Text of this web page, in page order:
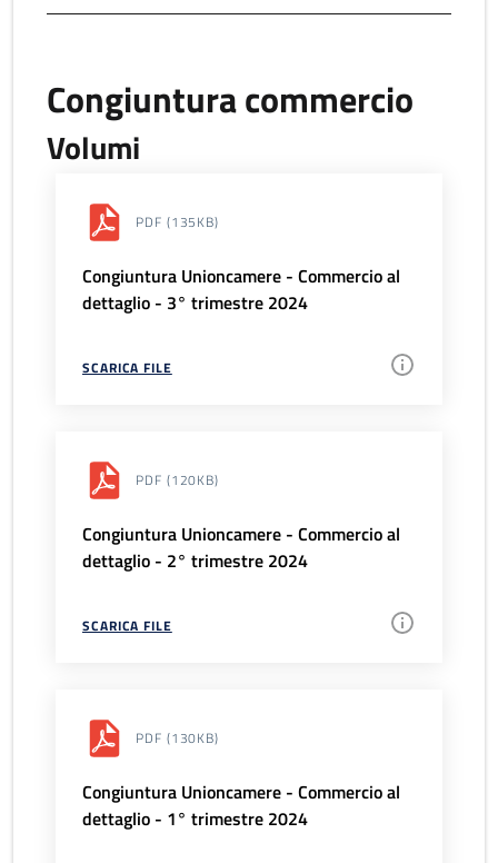
Congiuntura commercio
Volumi
PDF (135KB)
Congiuntura Unioncamere - Commercio al
dettaglio - 3° trimestre 2024
SCARICA FILE
PDF (120KB)
Congiuntura Unioncamere - Commercio al
dettaglio - 2° trimestre 2024
SCARICA FILE
PDF (130KB)
Congiuntura Unioncamere - Commercio al
dettaglio - 1° trimestre 2024